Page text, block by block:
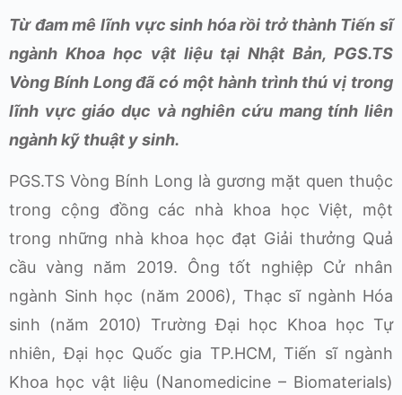
Từ đam mê lĩnh vực sinh hóa rồi trở thành Tiến sĩ
ngành Khoa học vật liệu tại Nhật Bản, PGS.TS
Vòng Bính Long đã có một hành trình thú vị trong
lĩnh vực giáo dục và nghiên cứu mang tính liên
ngành kỹ thuật y sinh.
PGS.TS Vòng Bính Long là gương mặt quen thuộc
trong cộng đồng các nhà khoa học Việt, một
trong những nhà khoa học đạt Giải thưởng Quả
cầu vàng năm 2019. Ông tốt nghiệp Cử nhân
ngành Sinh học (năm 2006), Thạc sĩ ngành Hóa
sinh (năm 2010) Trường Đại học Khoa học Tự
nhiên, Đại học Quốc gia TP.HCM, Tiến sĩ ngành
Khoa học vật liệu (Nanomedicine – Biomaterials)